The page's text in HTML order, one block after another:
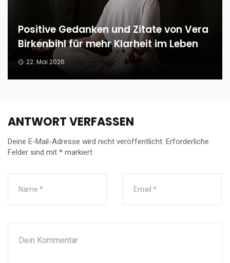
Positive Gedanken und Zitate von Vera
Birkenbihl für mehr Klarheit im Leben
22. Mai 2026
ANTWORT VERFASSEN
Deine E-Mail-Adresse wird nicht veröffentlicht. Erforderliche
Felder sind mit * markiert